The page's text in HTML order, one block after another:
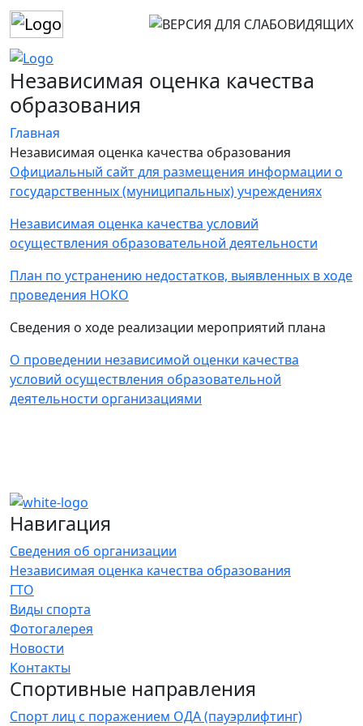
Независимая оценка качества
образования
Главная
Независимая оценка качества образования
Официальный сайт для размещения информации о
государственных (муниципальных) учреждениях
Независимая оценка качества условий
осуществления образовательной деятельности
План по устранению недостатков, выявленных в ходе
проведения НОКО
Сведения о ходе реализации мероприятий плана
О проведении независимой оценки качества
условий осуществления образовательной
деятельности организациями
Навигация
Сведения об организации
Независимая оценка качества образования
ГТО
Виды спорта
Фотогалерея
Новости
Контакты
Спортивные направления
Спорт лиц с поражением ОДА (пауэрлифтинг)